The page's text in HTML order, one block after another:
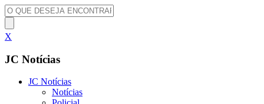
X
JC Notícias
JC Notícias
Notícias